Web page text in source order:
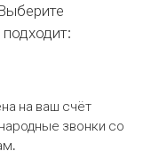
на ваш счёт
звонки со